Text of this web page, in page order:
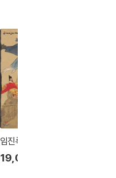
임진록 (큰글자도서)
19,000